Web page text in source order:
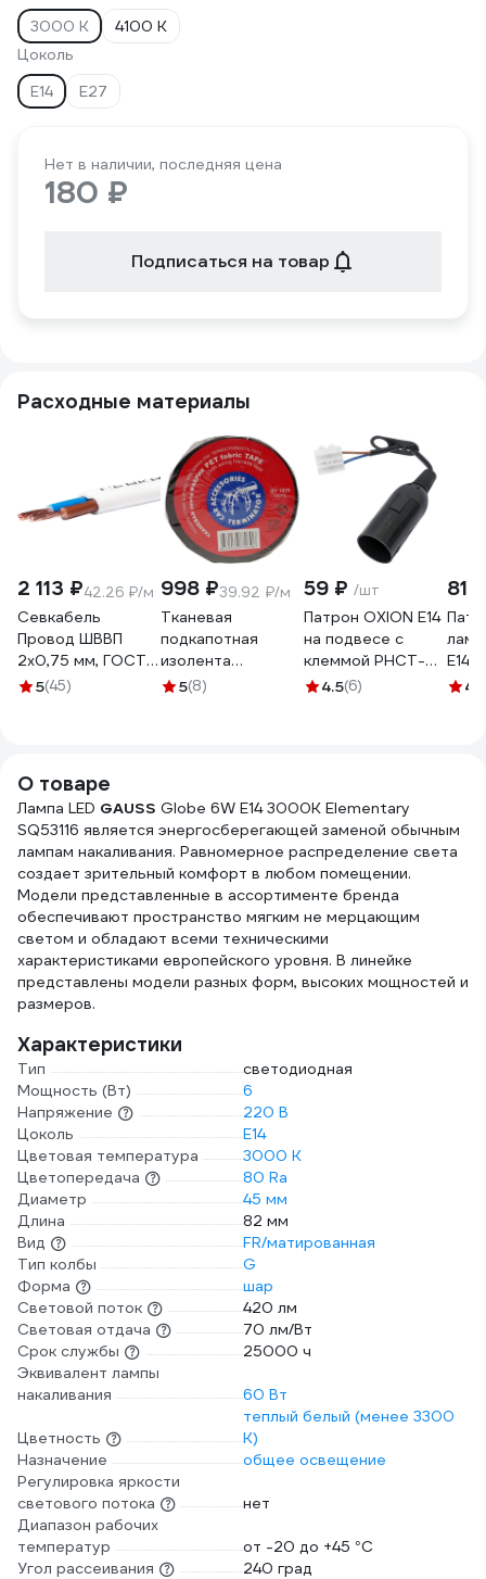
3000 К
4100 К
Цоколь
E14
E27
Нет в наличии, последняя цена
180 ₽
Подписаться на товар
Расходные материалы
2 113 ₽42.26 ₽/м
Севкабель
Провод ШВВП
2х0,75 мм, ГОСТ,
50 м 05479
5(45)
998 ₽39.92 ₽/м
Тканевая
подкапотная
изолента
Terminator Izt
5(8)
59 ₽ /шт
Патрон OXION Е14
на подвесе с
клеммой PHCT-
001BK-E14
4.5(6)
81
E14,
4
О товаре
Лампа LED GAUSS Globe 6W E14 3000K Elementary
SQ53116 является энергосберегающей заменой обычным
лампам накаливания. Равномерное распределение света
создает зрительный комфорт в любом помещении.
Модели представленные в ассортименте бренда
обеспечивают пространство мягким не мерцающим
светом и обладают всеми техническими
характеристиками европейского уровня. В линейке
представлены модели разных форм, высоких мощностей и
размеров.
Характеристики
Тип
светодиодная
Мощность (Вт)
6
Напряжение
220 В
Цоколь
E14
Цветовая температура
3000 К
Цветопередача
80 Ra
Диаметр
45 мм
Длина
82 мм
Вид
FR/матированная
Тип колбы
G
Форма
шар
Световой поток
420 лм
Световая отдача
70 лм/Вт
Срок службы
25000 ч
Эквивалент лампы
накаливания
60 Вт
Цветность
теплый белый (менее 3300
К)
Назначение
общее освещение
Регулировка яркости
светового потока
нет
Диапазон рабочих
температур
от -20 до +45 °С
Угол рассеивания
240 град